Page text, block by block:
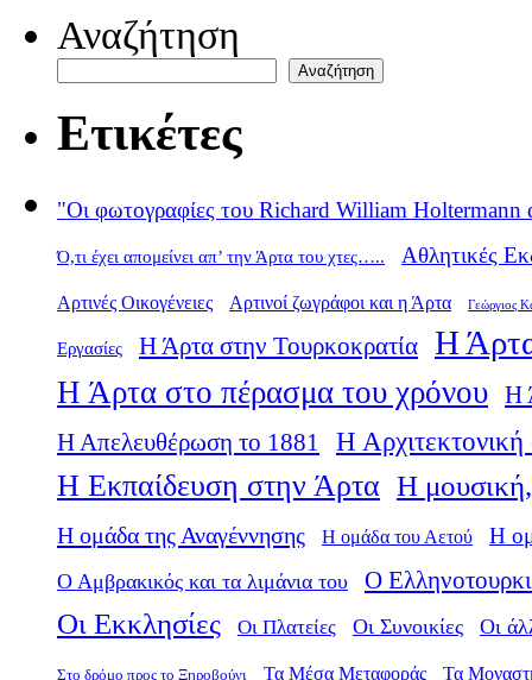
Αναζήτηση
Αναζήτηση
Ετικέτες
"Οι φωτογραφίες του Richard William Holtermann
Ό,τι έχει απομείνει απ’ την Άρτα του χτες….. Αθλητικές
Αρτινές Οικογένειες Αρτινοί ζωγράφοι και η Άρτα Γεώργιος
Εργασίες Η Άρτα στην Τουρκοκρατία Η
Η Άρτα στο πέρασμα του χρόνου Η
Η Απελευθέρωση το 1881
Η
Η Εκπαίδευση στην Άρτα Η μουσική,
Η ομάδα της Αναγέννησης Η ομάδα του Αετού Η
Ο Αμβρακικός και τα λιμάνια του Ο
Οι Εκκλησίες Οι Πλατείες Οι Συνοικίες Οι
Στο δρόμο προς το Ξηροβούνι Τα Μέσα Μεταφοράς Τα